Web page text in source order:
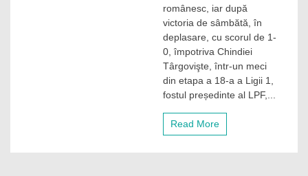
influența
„Grupului
la
Cluj”
la
CFR:
„Sunt
românesc, iar după
victoria de sâmbătă, în
deplasare, cu scorul de 1-
0, împotriva Chindiei
Târgovişte, într-un meci
din etapa a 18-a a Ligii 1,
fostul președinte al LPF,...
Read More